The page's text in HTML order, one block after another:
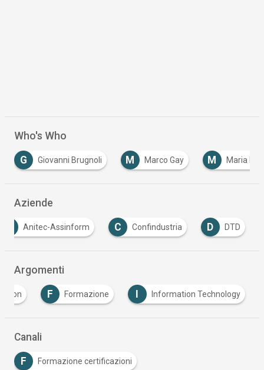
Who's Who
M Marco Gay M Maria Rita Fiasco V Vittorio
Aziende
Anitec-Assinform C Confindustria D DTD
Argomenti
F Formazione Information Technology
Canali
F Formazione certificazioni